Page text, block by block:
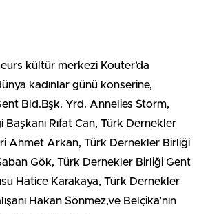
kültür merkezi Kouter’da
kadınlar günü konserine,
Bld.Bşk. Yrd. Annelies Storm,
Rıfat Can, Türk Dernekler
Ahmet Arkan, Türk Dernekler Birliği
Gök, Türk Dernekler Birliği Gent
Hatice Karakaya, Türk Dernekler
Hakan Sönmez,ve Belçika’nın